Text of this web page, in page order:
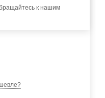
к нашим